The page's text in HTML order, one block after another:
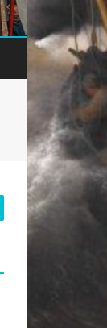
Rechercher